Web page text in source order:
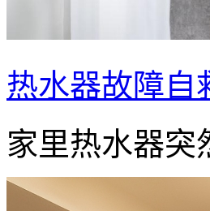
热水器故障自
家里热水器突